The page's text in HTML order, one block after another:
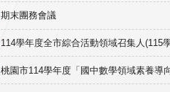
期末團務會議
114學年度全市綜合活動領域召集人(115
桃園市114學年度「國中數學領域素養導